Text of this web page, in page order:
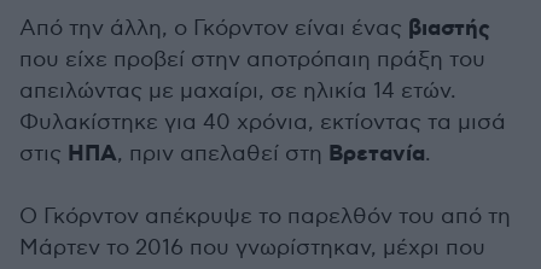
Από την άλλη, ο Γκόρντον είναι ένας βιαστής
που είχε προβεί στην αποτρόπαιη πράξη του
απειλώντας με μαχαίρι, σε ηλικία 14 ετών.
Φυλακίστηκε για 40 χρόνια, εκτίοντας τα μισά
στις ΗΠΑ, πριν απελαθεί στη Βρετανία.
Ο Γκόρντον απέκρυψε το παρελθόν του από τη
Μάρτεν το 2016 που γνωρίστηκαν, μέχρι που